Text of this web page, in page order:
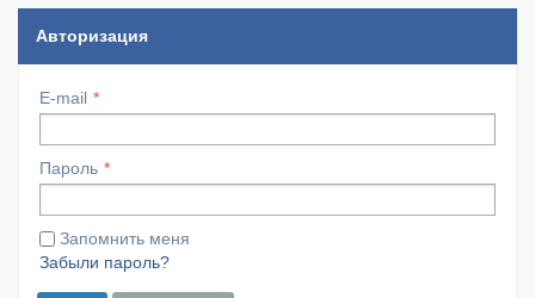
Авторизация
E-mail
Пароль
Запомнить меня
Забыли пароль?